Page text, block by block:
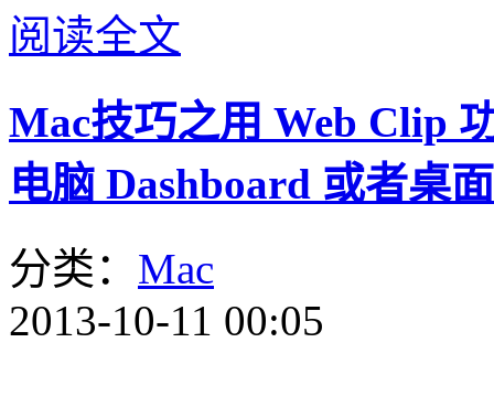
阅读全文
Mac技巧之用 Web Clip
电脑 Dashboard 或者桌
分类： Mac
2013-10-11 00:05